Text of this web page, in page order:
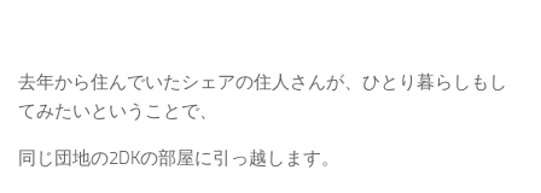
去年から住んでいたシェアの住人さんが、ひとり暮らしもし
てみたいということで、
同じ団地の2DKの部屋に引っ越します。